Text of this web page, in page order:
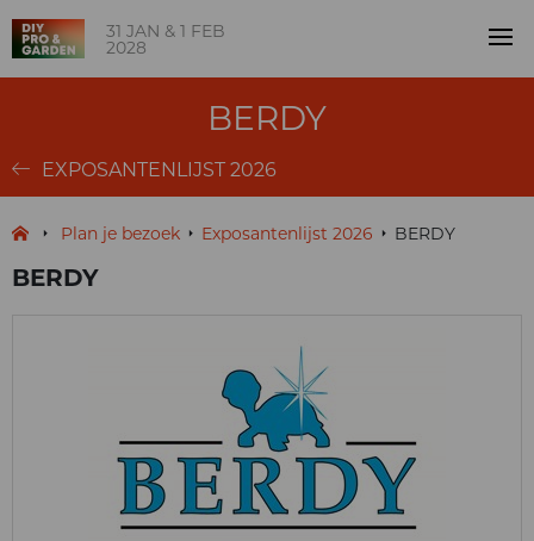
31 JAN & 1 FEB
2028
BERDY
EXPOSANTENLIJST 2026
Plan je bezoek Exposantenlijst 2026 BERDY
BERDY